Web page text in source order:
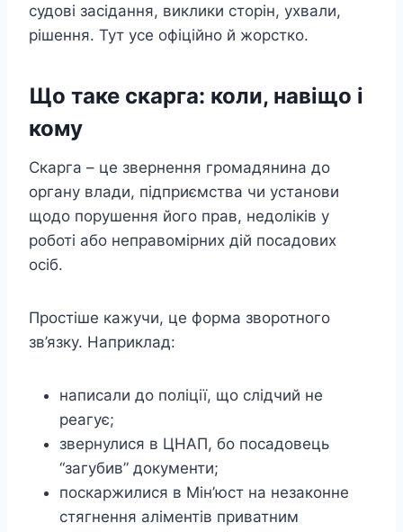
судові засідання, виклики сторін, ухвали,
рішення. Тут усе офіційно й жорстко.
Що таке скарга: коли, навіщо і
кому
Скарга – це звернення громадянина до
органу влади, підприємства чи установи
щодо порушення його прав, недоліків у
роботі або неправомірних дій посадових
осіб.
Простіше кажучи, це форма зворотного
зв’язку. Наприклад:
написали до поліції, що слідчий не
реагує;
звернулися в ЦНАП, бо посадовець
“загубив” документи;
поскаржилися в Мін’юст на незаконне
стягнення аліментів приватним